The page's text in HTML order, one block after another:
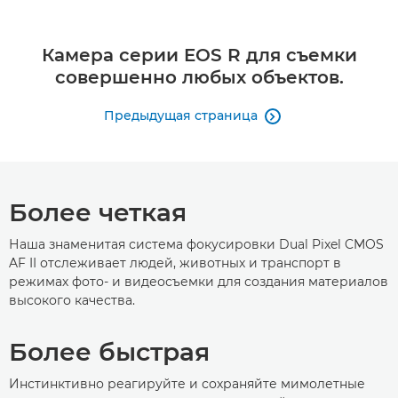
Камера серии EOS R для съемки
совершенно любых объектов.
Предыдущая страница 
Более четкая
Наша знаменитая система фокусировки Dual Pixel CMOS
AF II отслеживает людей, животных и транспорт в
режимах фото- и видеосъемки для создания материалов
высокого качества.
Более быстрая
Инстинктивно реагируйте и сохраняйте мимолетные